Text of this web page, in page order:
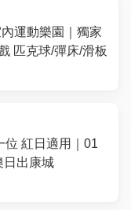
運動樂園｜獨家
匹克球/彈床/滑板
位 紅日適用｜01
日出康城